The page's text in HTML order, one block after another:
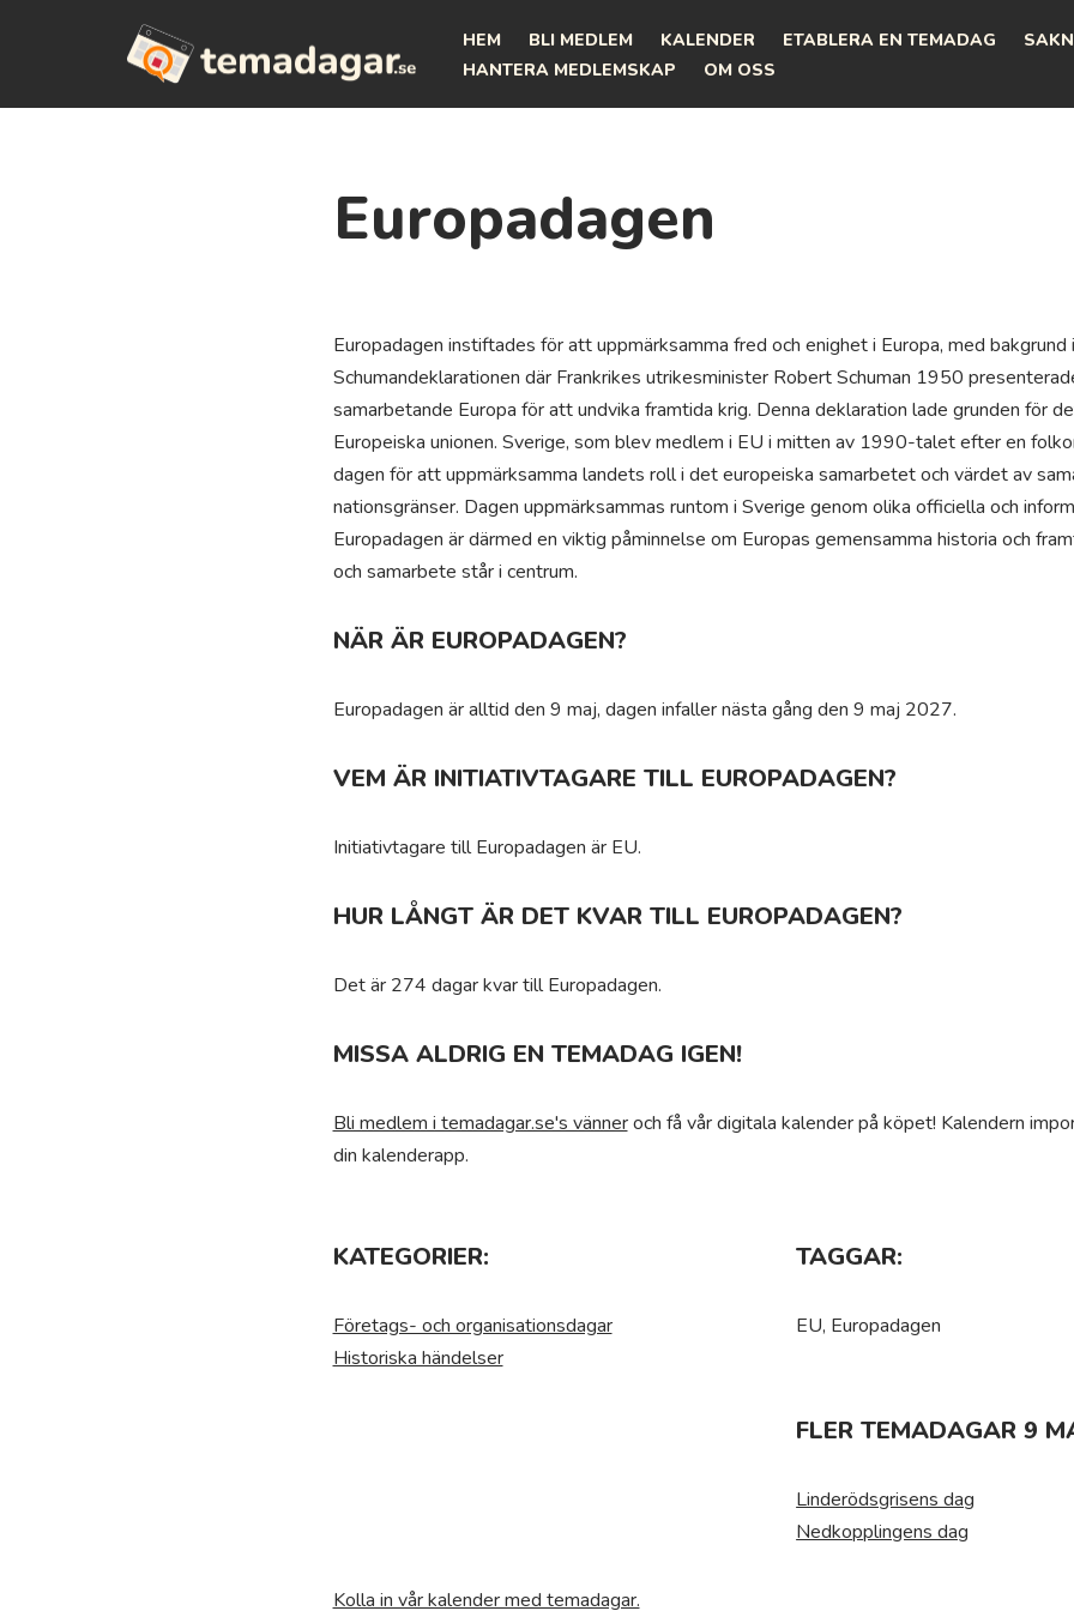
HEM BLI MEDLEM KALENDER ETABLERA EN TEMADAG
HANTERA MEDLEMSKAP
OM OSS
Europadagen
Europadagen instiftades för att uppmärksamma fred och enighet i Europa, med
Schumandeklarationen där Frankrikes utrikesminister Robert Schuman 1950
samarbetande Europa för att undvika framtida krig. Denna deklaration lade grunden för
Europeiska unionen. Sverige, som blev medlem i EU i mitten av 1990-talet efter en
dagen för att uppmärksamma landets roll i det europeiska samarbetet och värdet av
nationsgränser. Dagen uppmärksammas runtom i Sverige genom olika officiella och
Europadagen är därmed en viktig påminnelse om Europas gemensamma historia och
och samarbete står i centrum.
NÄR ÄR EUROPADAGEN?
Europadagen är alltid den 9 maj, dagen infaller nästa gång den 9 maj 2027.
VEM ÄR INITIATIVTAGARE TILL EUROPADAGEN?
Initiativtagare till Europadagen är EU.
HUR LÅNGT ÄR DET KVAR TILL EUROPADAGEN?
Det är 274 dagar kvar till Europadagen.
MISSA ALDRIG EN TEMADAG IGEN!
Bli medlem i temadagar.se's vänneroch få vår digitala kalender på köpet! Kalendern
din kalenderapp.
KATEGORIER:
Företags- och organisationsdagar
Historiska händelser
TAGGAR:
EU, Europadagen
FLER TEMADAGAR 9
Linderödsgrisens dag
Nedkopplingens dag
Kolla in vår kalender med temadagar.